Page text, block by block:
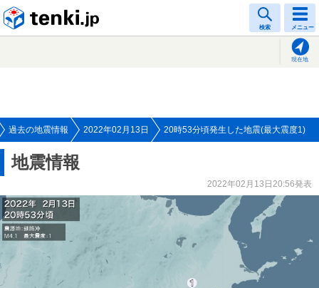
検索 メニュー
現在地
過去の地震情報 2022年02月13日 20時53分頃発生した地震(最大震度1)
地震情報
2022年02月13日20:56発表